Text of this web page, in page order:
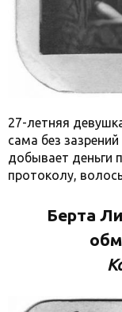
27-летняя
сама без
добывает деньги
протоколу,
Берта